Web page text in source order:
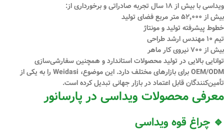
ویداسی با بیش از۱۸ سال تجربه صادراتی
و برخورداری از:
بیش از ۵۲٬۰۰۰ متر مربع فضای تولید
خطوط پیشرفته تولید و مونتاژ
تیم ۱۰ مهندس ارشد طراحی
بیش از ۷۰۰ نیروی کار ماهر
توانایی بالایی در تولید محصولات استاندارد و همچنینسفارشی‌سازی
OEM/ODM
برای بازارهای مختلف دارد. این موضوع، Weidasi را به یکی از
تأمین‌کنندگان قابل اعتماد در بازار جهانی تبدیل کرده است.
معرفی محصولات ویداسی در پارسانور
🔹 چراغ قوه ویداسی